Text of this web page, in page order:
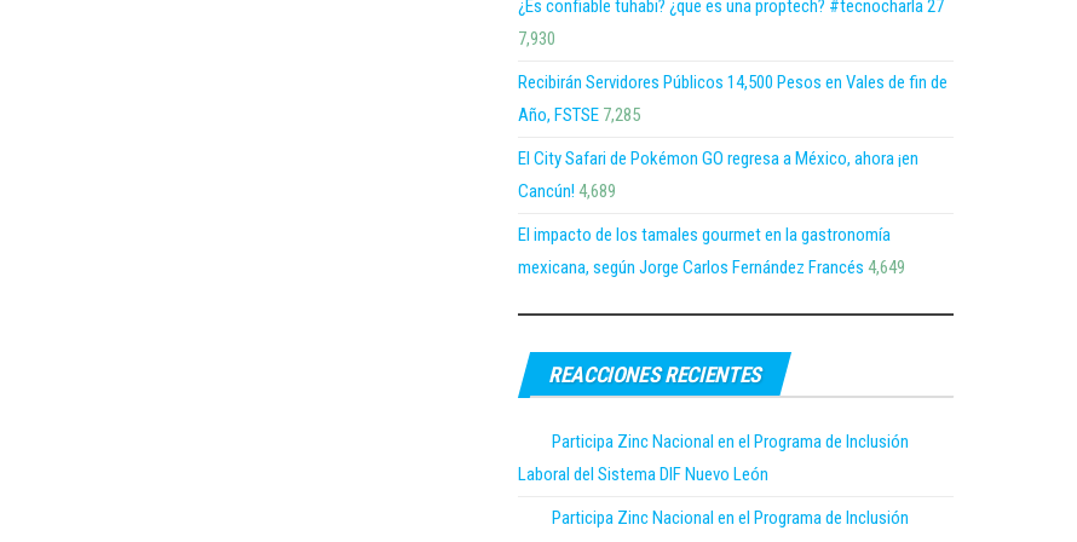
¿Es confiable tuhabi? ¿que es una proptech? #tecnocharla 27
7,930
Recibirán Servidores Públicos 14,500 Pesos en Vales de fin de
Año, FSTSE 7,285
El City Safari de Pokémon GO regresa a México, ahora ¡en
Cancún! 4,689
El impacto de los tamales gourmet en la gastronomía
mexicana, según Jorge Carlos Fernández Francés 4,649
REACCIONES RECIENTES
Participa Zinc Nacional en el Programa de Inclusión
Laboral del Sistema DIF Nuevo León
Participa Zinc Nacional en el Programa de Inclusión